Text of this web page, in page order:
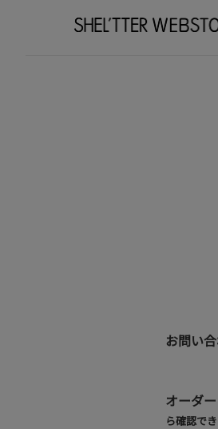
お問い
オーダ
ら確認でき